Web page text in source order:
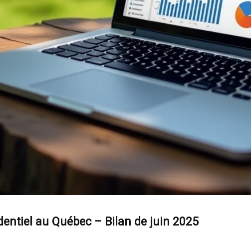
au Québec – Bilan de juin 2025